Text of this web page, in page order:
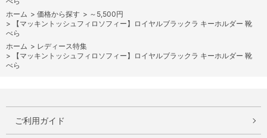
ホーム > 価格から探す > ～5,500円
>
【マッキントッシュフィロソフィー】ロイヤルブラックラ キーホルダー 靴
べら
ホーム > レディース特集
>
【マッキントッシュフィロソフィー】ロイヤルブラックラ キーホルダー 靴
べら
ご利用ガイド